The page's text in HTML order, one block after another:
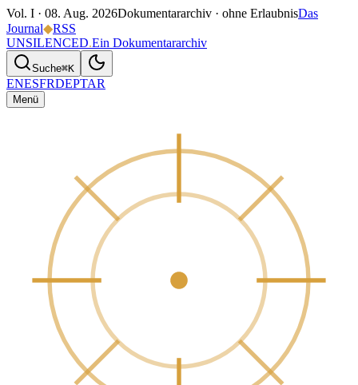
Vol. I · 08. Aug. 2026Dokumentararchiv · ohne ErlaubnisDas
Journal◆RSS
UNSILENCED.Ein Dokumentararchiv
Suche⌘K
ENESFRDEPTAR
Menü